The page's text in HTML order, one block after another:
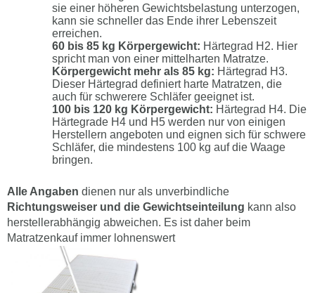
sie einer höheren Gewichtsbelastung unterzogen,
kann sie schneller das Ende ihrer Lebenszeit
erreichen.
60 bis 85 kg Körpergewicht: Härtegrad H2. Hier
spricht man von einer mittelharten Matratze.
Körpergewicht mehr als 85 kg: Härtegrad H3.
Dieser Härtegrad definiert harte Matratzen, die
auch für schwerere Schläfer geeignet ist.
100 bis 120 kg Körpergewicht: Härtegrad H4. Die
Härtegrade H4 und H5 werden nur von einigen
Herstellern angeboten und eignen sich für schwere
Schläfer, die mindestens 100 kg auf die Waage
bringen.
Alle Angaben dienen nur als unverbindliche
Richtungsweiser und die Gewichtseinteilung kann also
herstellerabhängig abweichen. Es ist daher beim
Matratzenkauf immer lohnenswert